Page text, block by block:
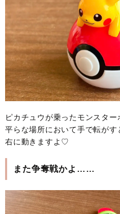
ピカチュウが乗ったモンスター
平らな場所において手で転が
右に動きますよ♡
また争奪戦かよ……